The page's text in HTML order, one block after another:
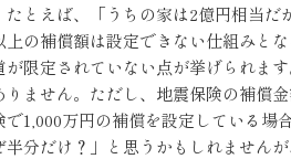
たとえば、「うちの家は2億円相当
の補償額は設定できない仕組みと
が限定されていない点が挙げられま
りません。ただし、地震保険の補償
で1,000万円の補償を設定している
半分だけ？」と思うかもしれません